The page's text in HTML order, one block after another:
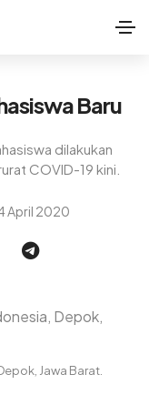
Baru
dilakukan
COVID-19 kini.
April 2020
Jawa Barat.